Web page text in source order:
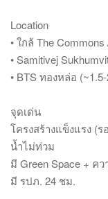
Location
• ใกล้ The
• Samitivej
• BTS ทองหล่อ
จุดเด่น
โครงสร้างแข็งแรง (
น้ำไม่ท่วม
มี Green Space + ค
มี รปภ. 24 ชม.